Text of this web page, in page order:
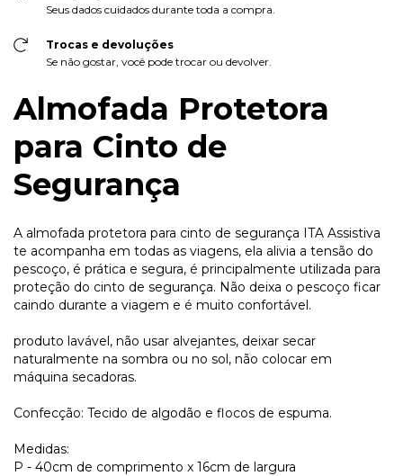
Seus dados cuidados durante toda a compra.
Trocas e devoluções
Se não gostar, você pode trocar ou devolver.
Almofada Protetora
para Cinto de
Segurança
A almofada protetora para cinto de segurança ITA Assistiva
te acompanha em todas as viagens, ela alivia a tensão do
pescoço, é prática e segura, é principalmente utilizada para
proteção do cinto de segurança. Não deixa o pescoço ficar
caindo durante a viagem e é muito confortável.
produto lavável, não usar alvejantes, deixar secar
naturalmente na sombra ou no sol, não colocar em
máquina secadoras.
Confecção: Tecido de algodão e flocos de espuma.
Medidas:
P - 40cm de comprimento x 16cm de largura